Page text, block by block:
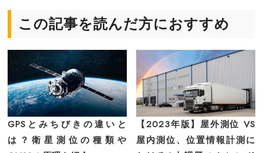
この記事を読んだ方におすすめ
GPSとみちびきの違いと
は？衛星測位の種類や
【2023年版】屋外測位 VS
屋内測位、位置情報計測に